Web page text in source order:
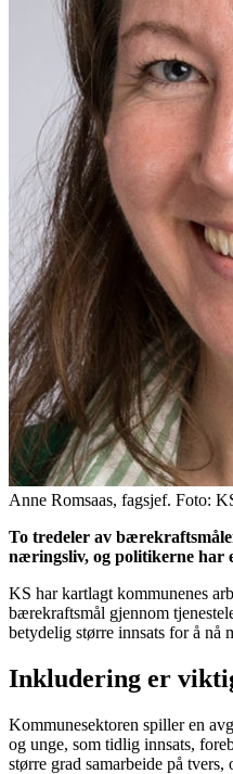
Anne Romsaas, fagsjef. Foto:
To tredeler av
næringsliv, og politikerne har
KS har kartlagt kommunenes
bærekraftsmål gjennom
betydelig større innsats for å nå
Inkludering er
Kommunesektoren spiller en
og unge, som tidlig innsats,
større grad samarbeide på